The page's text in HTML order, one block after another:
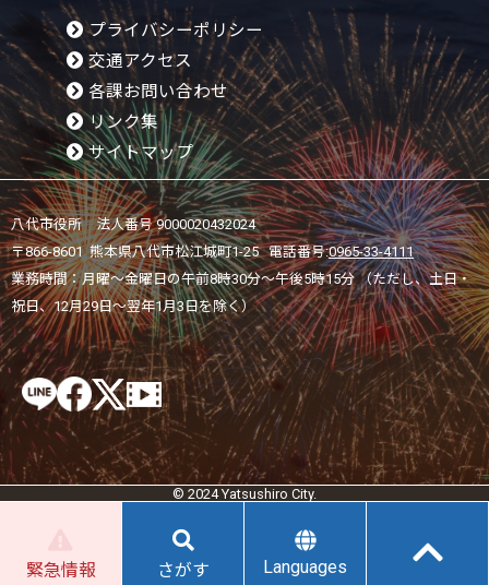
プライバシーポリシー
交通アクセス
各課お問い合わせ
リンク集
サイトマップ
八代市役所 法人番号 9000020432024
〒866-8601 熊本県八代市松江城町1-25 電話番号:0965-33-4111
業務時間：月曜～金曜日の午前8時30分～午後5時15分 （ただし、土日・
祝日、12月29日～翌年1月3日を除く）
© 2024 Yatsushiro City.
緊急情報 さがす Languages